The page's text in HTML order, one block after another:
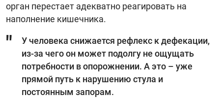
орган перестает адекватно реагировать на
наполнение кишечника.
У человека снижается рефлекс к дефекации,
из-за чего он может подолгу не ощущать
потребности в опорожнении. А это – уже
прямой путь к нарушению стула и
постоянным запорам.